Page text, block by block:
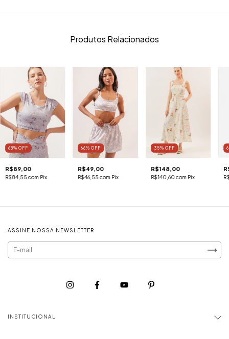
Produtos Relacionados
68% OFF
R$89,00
R$84,55com Pix
66%OFF
R$49,00
R$46,55com Pix
35% OFF
R$148,00
R$140,60com Pix
ASSINE NOSSA NEWSLETTER
INSTITUCIONAL